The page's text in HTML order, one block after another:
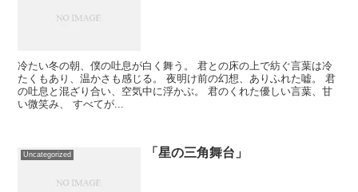
冷たい冬の朝、僕の吐息が白く舞う。 君との床の上で紡ぐ言葉は冷
たくもあり、温かさも感じる。 夜明け前の幻想、ありふれた嘘。 君
の吐息と混ざり合い、空気中に浮かぶ。 君のくれた優しい言葉、甘
い微笑み、 すべてが...
Uncategorized 「星の三角舞台」